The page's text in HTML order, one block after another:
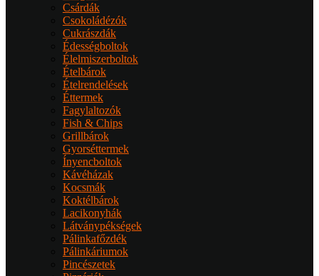
Csárdák
Csokoládézók
Cukrászdák
Édességboltok
Élelmiszerboltok
Ételbárok
Ételrendelések
Éttermek
Fagylaltozók
Fish & Chips
Grillbárok
Gyorséttermek
Ínyencboltok
Kávéházak
Kocsmák
Koktélbárok
Lacikonyhák
Látványpékségek
Pálinkafőzdék
Pálinkáriumok
Pincészetek